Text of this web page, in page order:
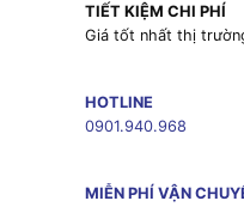
TIẾT KIỆM CHI PHÍ
Giá tốt nhất thị
HOTLINE
0901.940.968
MIỄN PHÍ VẬN